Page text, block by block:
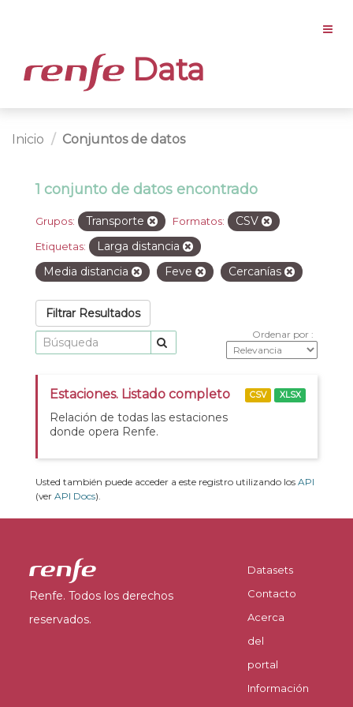
Data
Inicio Conjuntos de datos
1 conjunto de datos encontrado
Grupos: Transporte Formatos: CSV
Etiquetas:
Larga distancia
Media distancia
Feve Cercanías
Filtrar Resultados
Ordenar por
Estaciones. Listado completo
Relación de todas las estaciones
donde opera Renfe.
CSV XLSX
Usted también puede acceder a este registro utilizando los API
(ver API Docs).
Renfe. Todos los derechos
reservados.
Datasets
Contacto
Acerca
del
portal
Información